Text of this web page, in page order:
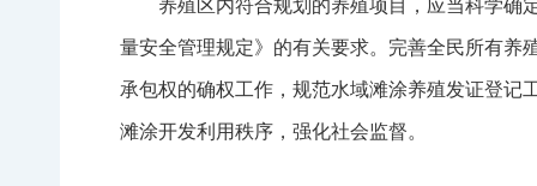
养殖区内符合规划的养殖项目，应当科学确
量安全管理规定》的有关要求。完善全民所有养
承包权的确权工作，规范水域滩涂养殖发证登记
滩涂开发利用秩序，强化社会监督。